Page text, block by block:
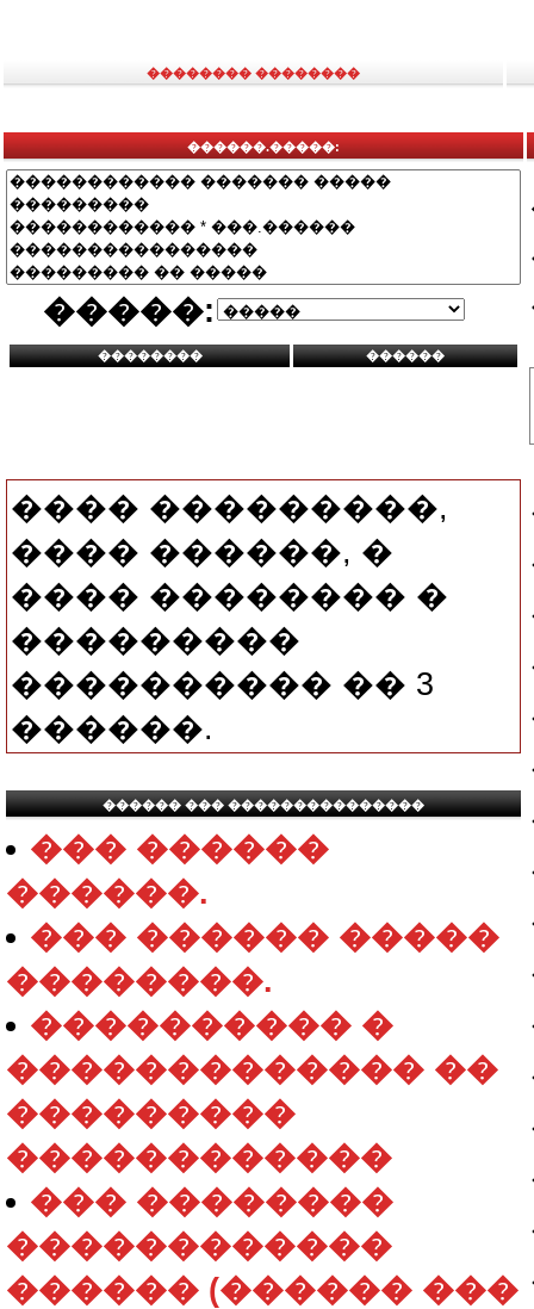
�������� ��������
������.�����:
�����:
���� ���������,
���� ������, �
���� �������� �
���������
���������� �� 3
������.
������ ��� ���������������
��� ������
������.
��� ������ �����
��������.
���������� �
������������� ��
���������
������������
��� ��������
������������
������ (������ ���